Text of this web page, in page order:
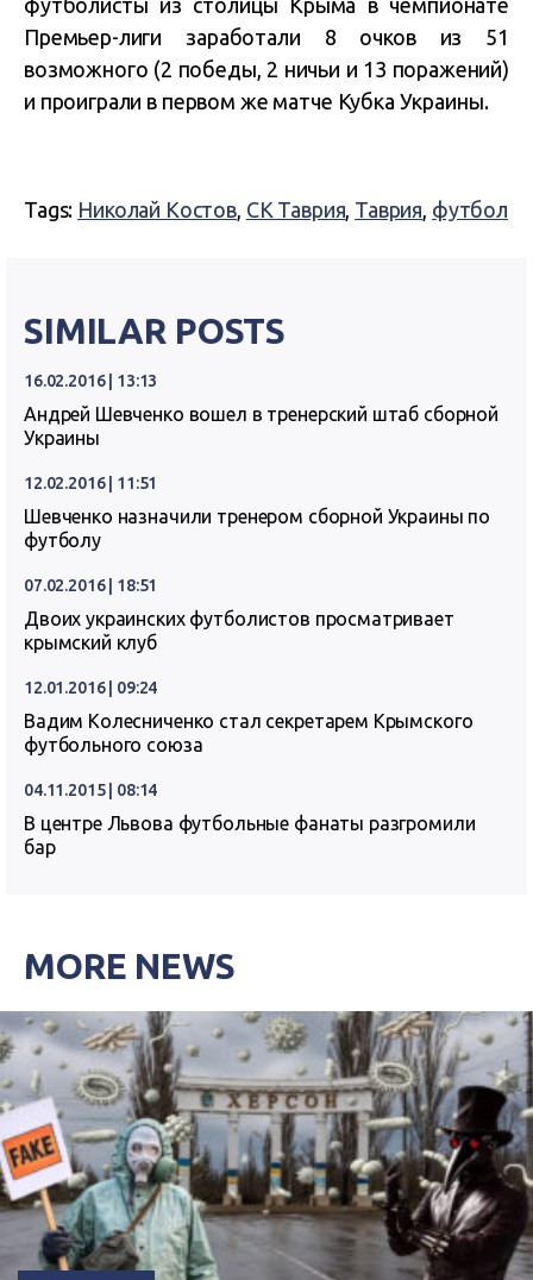
футболисты из столицы Крыма в чемпионате
Премьер-лиги заработали 8 очков из 51
возможного (2 победы, 2 ничьи и 13 поражений)
и проиграли в первом же матче Кубка Украины.
Tags: Николай Костов, СК Таврия, Таврия, футбол
SIMILAR POSTS
16.02.2016 | 13:13
Андрей Шевченко вошел в тренерский штаб сборной
Украины
12.02.2016 | 11:51
Шевченко назначили тренером сборной Украины по
футболу
07.02.2016 | 18:51
Двоих украинских футболистов просматривает
крымский клуб
12.01.2016 | 09:24
Вадим Колесниченко стал секретарем Крымского
футбольного союза
04.11.2015 | 08:14
В центре Львова футбольные фанаты разгромили
бар
MORE NEWS